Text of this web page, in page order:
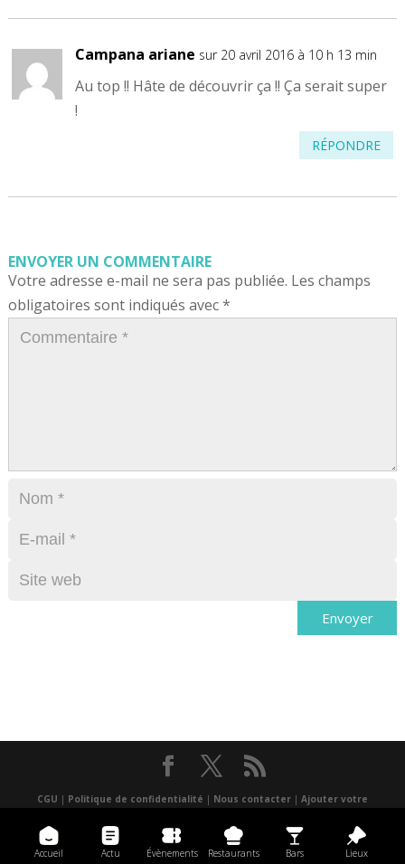
Campana ariane sur 20 avril 2016 à 10 h 13 min
Au top !! Hâte de découvrir ça !! Ça serait super
!
RÉPONDRE
ENVOYER UN COMMENTAIRE
Votre adresse e-mail ne sera pas publiée. Les champs
obligatoires sont indiqués avec*
CGU | Politique de confidentialité | Nous contacter| Ajouter votre
mobile
Accueil Actu Évènements Restaurants Bars Lieux